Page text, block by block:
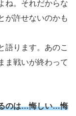
ね。それだからな
が許せないのかも
語ります。あのこ
ま戦いが終わって
のは…悔しい…悔